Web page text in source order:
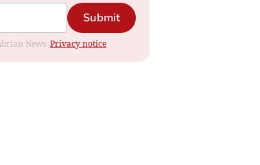
Submit
News. Privacy notice